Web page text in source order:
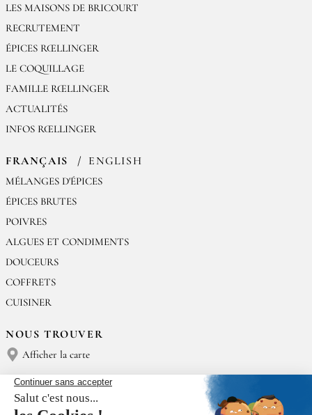
LES MAISONS DE BRICOURT
RECRUTEMENT
ÉPICES RŒLLINGER
LE COQUILLAGE
FAMILLE RŒLLINGER
ACTUALITÉS
INFOS RŒLLINGER
FRANÇAIS ENGLISH
MÉLANGES D'ÉPICES
ÉPICES BRUTES
POIVRES
ALGUES ET CONDIMENTS
DOUCEURS
COFFRETS
CUISINER
NOUS TROUVER
Afficher la carte
NOUS CONTACTER
Épices Rœllinger